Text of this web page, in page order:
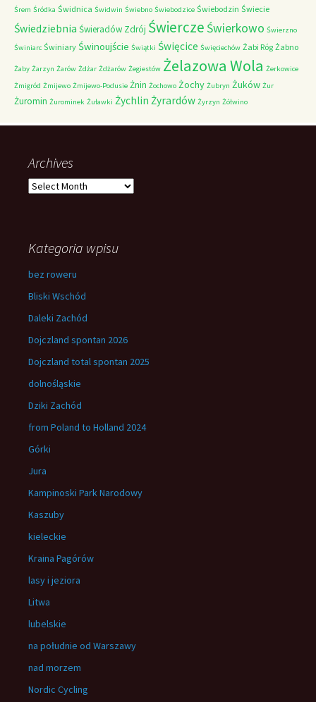
Śrem Śródka Świdnica Świdwin Świebno Świebodzice Świebodzin Świecie
Świedziebnia Świeradów Zdrój Świercze Świerkowo Świerzno
Świniarc Świniary Świnoujście Świątki Święcice Święciechów Żabi Róg Żabno
Żaby Żarzyn Żarów Żdżar Żdżarów Żegiestów Żelazowa Wola Żerkowice
Żmigród Żmijewo Żmijewo-Podusie Żnin Żochowo Żochy Żubryn Żuków Żur
Żuromin Żurominek Żuławki Żychlin Żyrardów Żyrzyn Żółwino
Archives
Archives
Kategoria wpisu
bez roweru
Bliski Wschód
Daleki Zachód
Dojczland spontan 2026
Dojczland total spontan 2025
dolnośląskie
Dziki Zachód
from Poland to Holland 2024
Górki
Jura
Kampinoski Park Narodowy
Kaszuby
kieleckie
Kraina Pagórów
lasy i jeziora
Litwa
lubelskie
na południe od Warszawy
nad morzem
Nordic Cycling